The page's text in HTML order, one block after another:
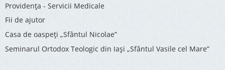
Providenţa - Servicii Medicale
Fii de ajutor
Casa de oaspeți „Sfântul Nicolae”
Seminarul Ortodox Teologic din Iași „Sfântul Vasile cel Mare”